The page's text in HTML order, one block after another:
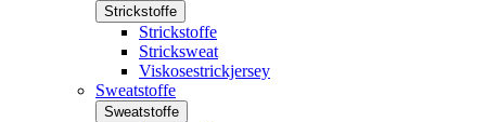
Strickstoffe
Strickstoffe
Stricksweat
Viskosestrickjersey
Sweatstoffe
Sweatstoffe